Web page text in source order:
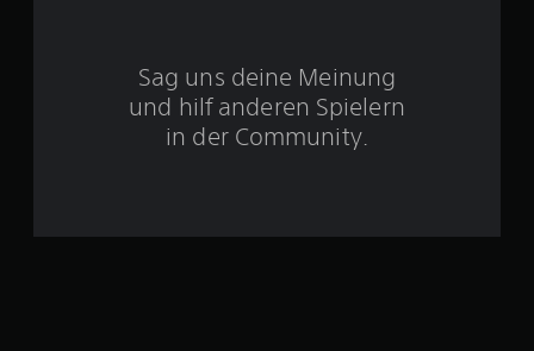
Sag uns deine Meinung
und hilf anderen Spielern
in der Community.